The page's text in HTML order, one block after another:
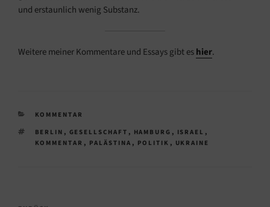
und erstaunlich wenig Substanz.
Weitere meiner Kommentare und Essays gibt eshier.
KATEGORIEN
KOMMENTAR
SCHLAGWÖRTER
BERLIN , GESELLSCHAFT , HAMBURG , ISRAEL ,
KOMMENTAR , PALÄSTINA , POLITIK , UKRAINE
Beitragsnavigation